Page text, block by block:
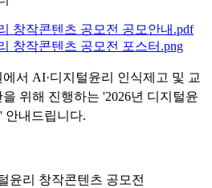
창작콘텐츠 공모전 공모안내.pdf
창작콘텐츠 공모전 포스터.png
서 AI·디지털윤리 인식제고 및 교
위해 진행하는 '2026년 디지털윤
안내드립니다.
윤리 창작콘텐츠 공모전